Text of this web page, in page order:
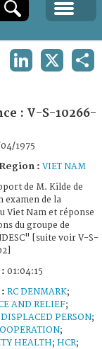
: V-S-10266-
1975
: VIET NAM
de M. Kilde de
examen de la
Viet Nam et réponse
du groupe de
[suite voir V-S-
01:04:15
RC DENMARK;
AND RELIEF;
DISPLACED PERSON;
;
HEALTH; HCR;